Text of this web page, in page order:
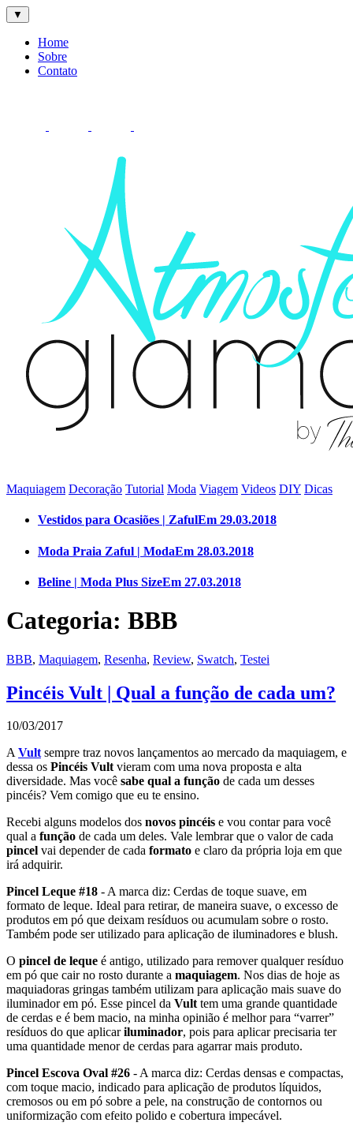
▼
Home
Sobre
Contato
Maquiagem Decoração Tutorial Moda Viagem Videos DIY Dicas
Vestidos para Ocasiões | ZafulEm 29.03.2018
Moda Praia Zaful | ModaEm 28.03.2018
Beline | Moda Plus SizeEm 27.03.2018
Categoria: BBB
BBB, Maquiagem, Resenha, Review, Swatch, Testei
Pincéis Vult | Qual a função de cada um?
10/03/2017
AVultsempre traz novos lançamentos ao mercado da maquiagem, e
dessa os Pincéis Vultvieram com uma nova proposta e alta
diversidade. Mas você sabe qual a função de cada um desses
pincéis? Vem comigo que eu te ensino.
Recebi alguns modelos dos novos pincéis e vou contar para você
qual a função de cada um deles. Vale lembrar que o valor de cada
pincel vai depender de cada formato e claro da própria loja em que
irá adquirir.
Pincel Leque #18 - A marca diz: Cerdas de toque suave, em
formato de leque. Ideal para retirar, de maneira suave, o excesso de
produtos em pó que deixam resíduos ou acumulam sobre o rosto.
Também pode ser utilizado para aplicação de iluminadores e blush.
O pincel de leque é antigo, utilizado para remover qualquer resíduo
em pó que cair no rosto durante a maquiagem. Nos dias de hoje as
maquiadoras gringas também utilizam para aplicação mais suave do
iluminador em pó. Esse pincel da Vulttem uma grande quantidade
de cerdas e é bem macio, na minha opinião é melhor para “varrer”
resíduos do que aplicariluminador, pois para aplicar precisaria ter
uma quantidade menor de cerdas para agarrar mais produto.
Pincel Escova Oval #26 - A marca diz: Cerdas densas e compactas,
com toque macio, indicado para aplicação de produtos líquidos,
cremosos ou em pó sobre a pele, na construção de contornos ou
uniformização com efeito polido e cobertura impecável.